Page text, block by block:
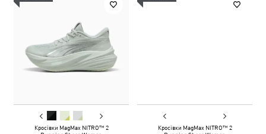
Кросівки MagMax NITRO™ 2
Кросівки MagMax NITRO™ 2